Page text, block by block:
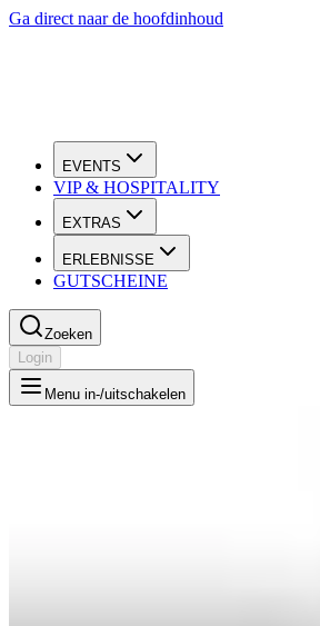
Ga direct naar de hoofdinhoud
EVENTS
VIP & HOSPITALITY
EXTRAS
ERLEBNISSE
GUTSCHEINE
Zoeken
Login
Menu in-/uitschakelen